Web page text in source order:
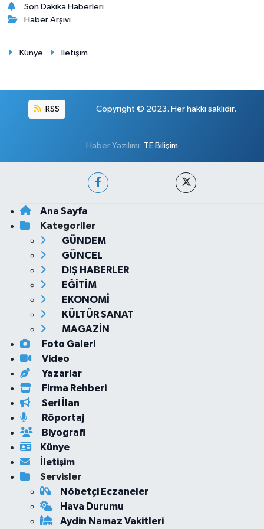
Son Dakika Haberleri
Haber Arşivi
Künye İletişim
RSS Copyright © 2023. Her hakkı saklıdır.
Haber Yazılımı: TE Bilişim
Ana Sayfa
Kategoriler
GÜNDEM
GÜNCEL
DIŞ HABERLER
EĞİTİM
EKONOMİ
KÜLTÜR SANAT
MAGAZİN
Foto Galeri
Video
Yazarlar
Firma Rehberi
Seri İlan
Röportaj
Biyografi
Künye
İletişim
Servisler
Nöbetçi Eczaneler
Hava Durumu
Aydin Namaz Vakitleri